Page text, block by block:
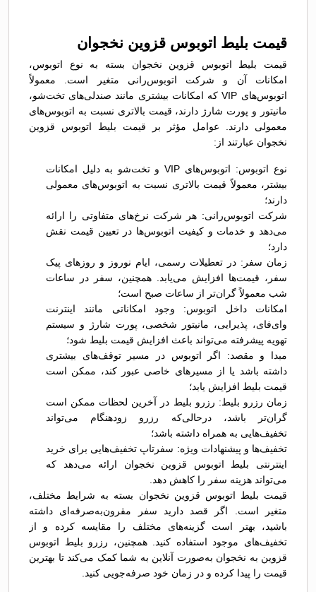
قیمت بلیط اتوبوس قزوين نخجوان
قیمت بلیط اتوبوس قزوين نخجوان بسته به نوع اتوبوس،
امکانات آن و شرکت اتوبوس‌رانی متغیر است. معمولاً
اتوبوس‌های VIP که امکانات بیشتری مانند صندلی‌های تخت‌شو،
مانیتور و پورت شارژ دارند، قیمت بالاتری نسبت به اتوبوس‌های
معمولی دارند. عوامل مؤثر بر قیمت بلیط اتوبوس قزوين
نخجوان عبارتند از:
نوع اتوبوس: اتوبوس‌های VIP و تخت‌شو به دلیل امکانات
بیشتر، معمولاً قیمت بالاتری نسبت به اتوبوس‌های معمولی
دارند؛
شرکت اتوبوس‌رانی: هر شرکت نرخ‌های متفاوتی را ارائه
می‌دهد و خدمات و کیفیت اتوبوس‌ها در تعیین قیمت نقش
دارد؛
زمان سفر: در تعطیلات رسمی، ایام نوروز و روزهای پیک
سفر، قیمت‌ها افزایش می‌یابد. همچنین، سفر در ساعات
شب معمولاً گران‌تر از ساعات صبح است؛
امکانات داخل اتوبوس: وجود امکاناتی مانند اینترنت
وای‌فای، پذیرایی، مانیتور شخصی، پورت شارژ و سیستم
تهویه پیشرفته می‌تواند باعث افزایش قیمت بلیط شود؛
مبدا و مقصد: اگر اتوبوس در مسیر توقف‌های بیشتری
داشته باشد یا از مسیرهای خاصی عبور کند، ممکن است
قیمت بلیط افزایش یابد؛
زمان رزرو بلیط: رزرو بلیط در آخرین لحظات ممکن است
گران‌تر باشد، درحالی‌که رزرو زودهنگام می‌تواند
تخفیف‌هایی به همراه داشته باشد؛
تخفیف‌ها و پیشنهادات ویژه: سفرتاپ تخفیف‌هایی برای خرید
اینترنتی بلیط اتوبوس قزوين نخجوان ارائه می‌دهد که
می‌تواند هزینه سفر را کاهش دهد.
قیمت بلیط اتوبوس قزوين نخجوان بسته به شرایط مختلف،
متغیر است. اگر قصد دارید سفر مقرون‌به‌صرفه‌ای داشته
باشید، بهتر است گزینه‌های مختلف را مقایسه کرده و از
تخفیف‌های موجود استفاده کنید. همچنین، رزرو بلیط اتوبوس
قزوين به نخجوان به‌صورت آنلاین به شما کمک می‌کند تا بهترین
قیمت را پیدا کرده و در زمان خود صرفه‌جویی کنید.